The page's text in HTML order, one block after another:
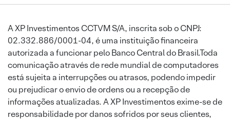
A XP Investimentos CCTVM S/A, inscrita sob o CNPJ:
02.332.886/0001-04, é uma instituição financeira
autorizada a funcionar pelo Banco Central do Brasil.Toda
comunicação através de rede mundial de computadores
está sujeita a interrupções ou atrasos, podendo impedir
ou prejudicar o envio de ordens ou a recepção de
informações atualizadas. A XP Investimentos exime-se de
responsabilidade por danos sofridos por seus clientes,